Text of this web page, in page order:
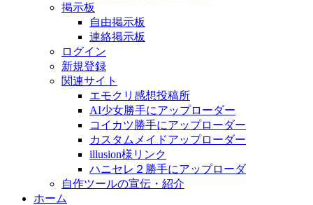
掲示板
自由掲示板
連絡掲示板
ログイン
新規登録
関連サイト
エモクリ感想投稿所
AI少女勝手にアップローダー
コイカツ勝手にアップローダー
カスタムメイドアップローダー
illusion様リンク
ハニセレ２勝手にアップローダ
自作ツールの宣伝・紹介
ホーム